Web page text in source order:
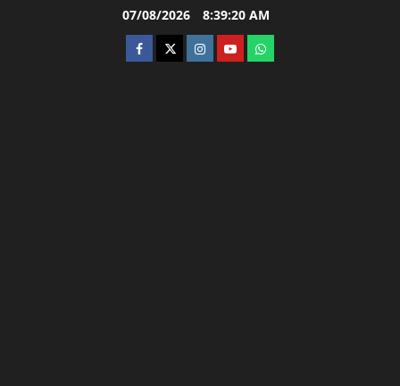
07/08/2026 8:39:21 AM
facebooktwitterinstagram.com
youtubewhatsapp